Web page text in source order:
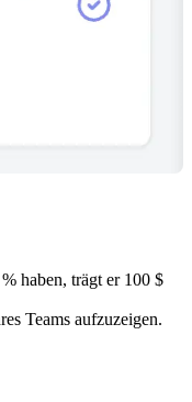
haben, trägt er 100 $
Teams aufzuzeigen.